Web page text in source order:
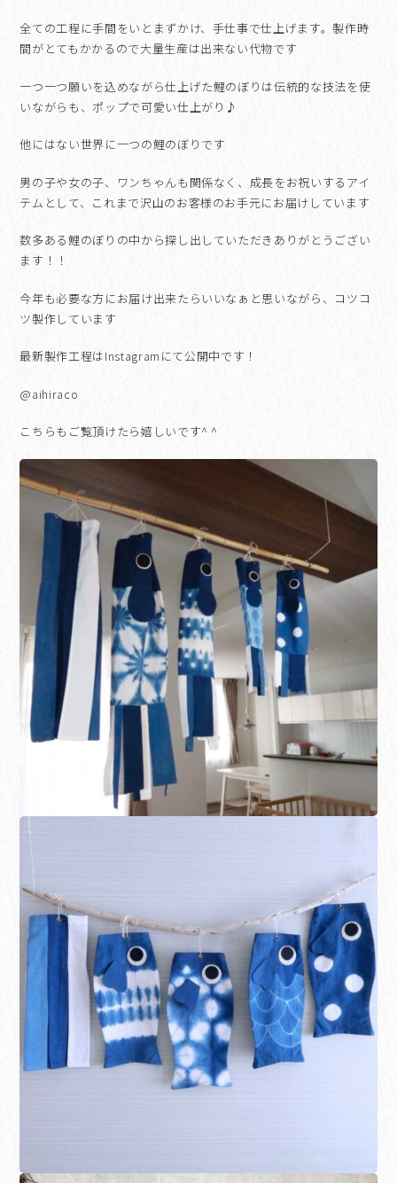
全ての工程に手間をいとまずかけ、手仕事で仕上げます。製作時
間がとてもかかるので大量生産は出来ない代物です
一つ一つ願いを込めながら仕上げた鯉のぼりは伝統的な技法を使
いながらも、ポップで可愛い仕上がり♪
他にはない世界に一つの鯉のぼりです
男の子や女の子、ワンちゃんも関係なく、成長をお祝いするアイ
テムとして、これまで沢山のお客様のお手元にお届けしています
数多ある鯉のぼりの中から探し出していただきありがとうござい
ます！！
今年も必要な方にお届け出来たらいいなぁと思いながら、コツコ
ツ製作しています
最新製作工程はInstagramにて公開中です！
@aihiraco
こちらもご覧頂けたら嬉しいです^ ^